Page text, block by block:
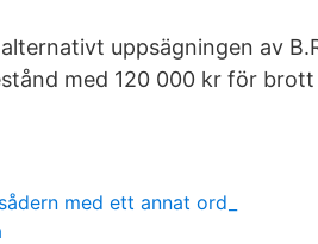
uppsägningen av
med 120 000 kr för
med ett annat ord_